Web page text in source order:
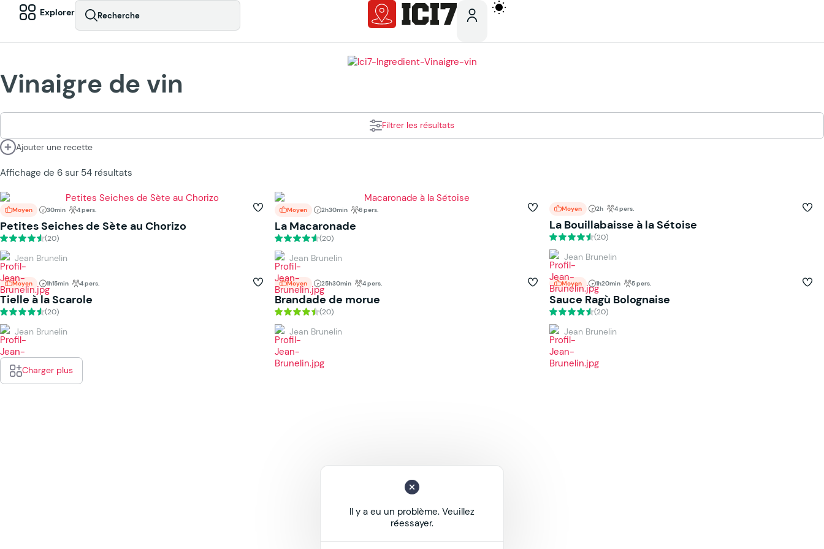
Explorer Recherche
Vinaigre de vin
Filtrer les résultats
Ajouter une recette
Affichage de 6 sur 54 résultats
Moyen 30min 4 pers.
Petites Seiches de Sète au Chorizo
(20)
Jean Brunelin
Moyen 2h30min 6 pers.
La Macaronade
(20)
Jean Brunelin
Moyen 2h 4 pers.
La Bouillabaisse à la Sétoise
(20)
Jean Brunelin
Moyen 1h15min 4 pers.
Tielle à la Scarole
(20)
Jean Brunelin
Moyen 25h30min 4 pers.
Brandade de morue
(20)
Jean Brunelin
Moyen 1h20min 5 pers.
Sauce Ragù Bolognaise
(20)
Jean Brunelin
Charger plus
Il y a eu un problème. Veuillez
réessayer.